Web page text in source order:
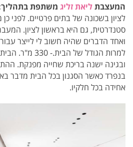
המעצבתליאת זליג משתפת
לציון בשכונה של בתים פרטיים. לפני
סטנדרטית, גם היא בראשון לציון.
ואחד הדברים שהיה חשוב לי לייצר
למרות הגודל של
ובגינה ישנה בריכת שחייה מפנקת.
בנפרד כאשר הסגנון בכל הבית מדבר
אחידה בכל חלקיו.